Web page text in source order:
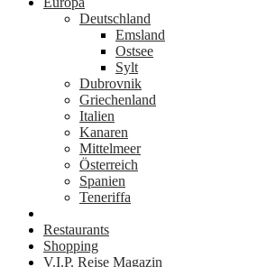
Deutschland
Emsland
Ostsee
Sylt
Dubrovnik
Griechenland
Italien
Kanaren
Mittelmeer
Österreich
Spanien
Teneriffa
Restaurants
Shopping
V.I.P. Reise Magazin